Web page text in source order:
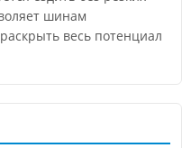
шинам
весь потенциал